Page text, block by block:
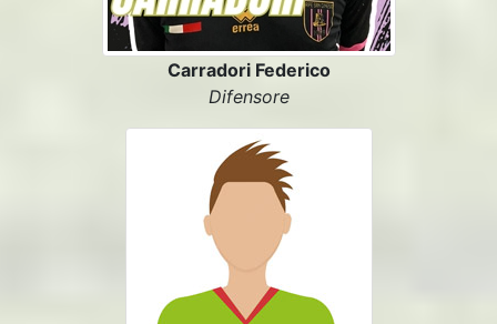
Carradori Federico
Difensore